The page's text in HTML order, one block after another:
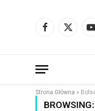
Facebook
X
Strona Główna »
BROWSING: